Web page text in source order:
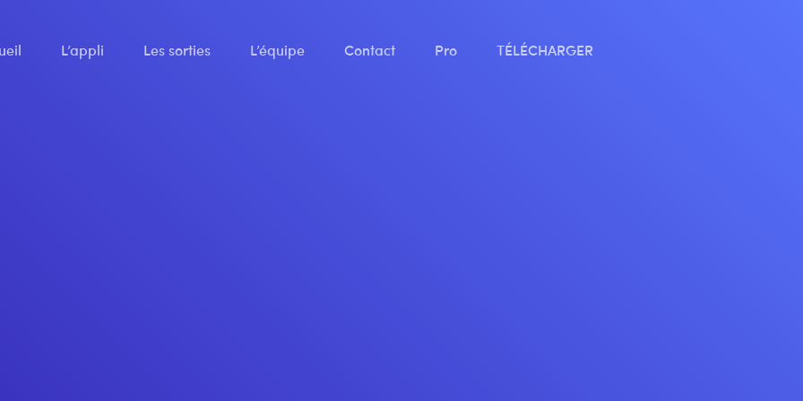
L’appli Les sorties L’équipe Contact Pro TÉLÉCHARGER